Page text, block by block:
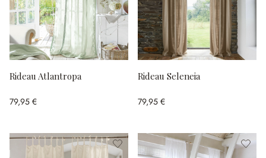
Rideau Atlantropa
79,95 €
Rideau Seleneia
79,95 €